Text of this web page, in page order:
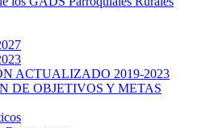
ACTUALIZADO 2019-2023
DE OBJETIVOS Y METAS